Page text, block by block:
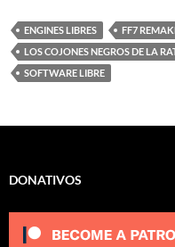
ENGINES LIBRES FF7
LOS COJONES NEGROS DE LA
SOFTWARE LIBRE
DONATIVOS